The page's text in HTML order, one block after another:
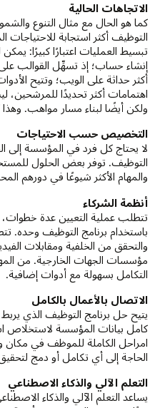
الاتجاهات الحالية
كما هو الحال مع مثال التنوع
التوظيف أكثر استجابة للاحتياجات
تبسيط العمليات اعتبارًا كبيرًا:
إنشاء حساب؛ إذ تسهِّل القوالب
أكثر حداثة على الويب؛ وتتيح
اهتمامات أكثر تحديدًا
ولكن أيضًا لبناء مسار مواهب.
التخصيص حسب الاحتياجات
لا يحتاج كل فرد في المؤسسة إلى
التوظيف. توفر بعض الحلول
والمهام الأكثر شيوعًا في دورهم
أنظمة الشركاء
تتطلب عملية التعيين عدة خطوات،
باستخدام برنامج التوظيف وحده.
والتحقق من الخلفية ومقابلات
مؤسسات الجهات الخارجية. من
التكامل بسهولة مع أدوات إضافية.
الاتصال بالأعمال بالكامل
يتيح حل برنامج التوظيف الذي يربط
كامل بيانات المؤسسة
امراحل الكاملة للموظف في مكان
الحاجة إلى أي تكامل أو دمج
التعلم الآلي والذكاء الاصطناعي
يساعد التعلم الآلي والذكاء